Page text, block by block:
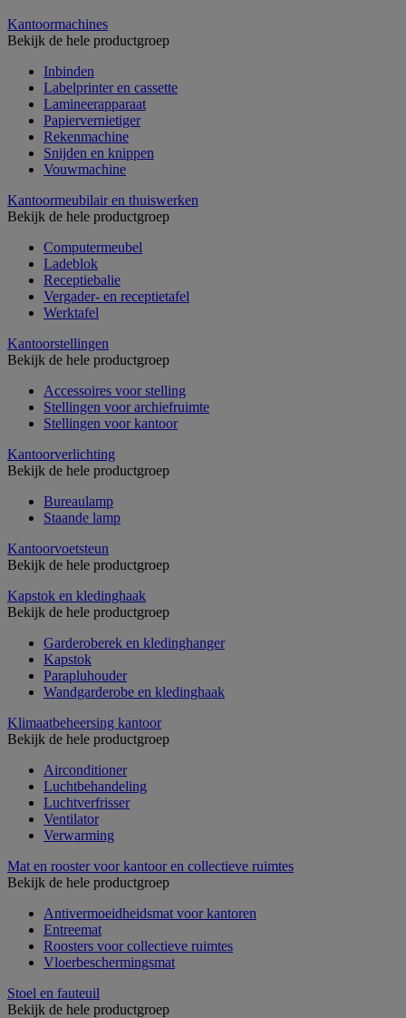
Kantoormachines
Bekijk de hele productgroep
Inbinden
Labelprinter en cassette
Lamineerapparaat
Papiervernietiger
Rekenmachine
Snijden en knippen
Vouwmachine
Kantoormeubilair en thuiswerken
Bekijk de hele productgroep
Computermeubel
Ladeblok
Receptiebalie
Vergader- en receptietafel
Werktafel
Kantoorstellingen
Bekijk de hele productgroep
Accessoires voor stelling
Stellingen voor archiefruimte
Stellingen voor kantoor
Kantoorverlichting
Bekijk de hele productgroep
Bureaulamp
Staande lamp
Kantoorvoetsteun
Bekijk de hele productgroep
Kapstok en kledinghaak
Bekijk de hele productgroep
Garderoberek en kledinghanger
Kapstok
Parapluhouder
Wandgarderobe en kledinghaak
Klimaatbeheersing kantoor
Bekijk de hele productgroep
Airconditioner
Luchtbehandeling
Luchtverfrisser
Ventilator
Verwarming
Mat en rooster voor kantoor en collectieve ruimtes
Bekijk de hele productgroep
Antivermoeidheidsmat voor kantoren
Entreemat
Roosters voor collectieve ruimtes
Vloerbeschermingsmat
Stoel en fauteuil
Bekijk de hele productgroep